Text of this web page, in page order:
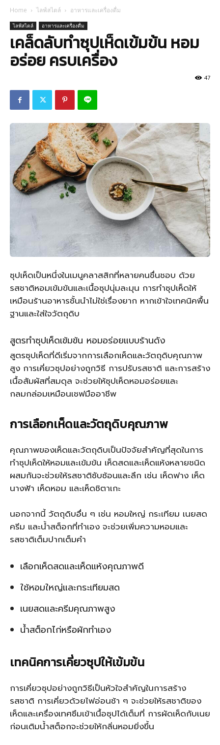
Home ไลฟ์สไตล์ อาหารและเครื่องดื่ม
ไลฟ์สไตล์ อาหารและเครื่องดื่ม
เคล็ดลับทำซุปเห็ดเข้มข้น หอม
อร่อย ครบเครื่อง
47
ซุปเห็ดเป็นหนึ่งในเมนูคลาสสิกที่หลายคนชื่นชอบ ด้วย
รสชาติหอมเข้มข้นและเนื้อซุปนุ่มละมุน การทำซุปเห็ดให้
เหมือนร้านอาหารชั้นนำไม่ใช่เรื่องยาก หากเข้าใจเทคนิคพื้น
ฐานและใส่ใจวัตถุดิบ
สูตรทำซุปเห็ดเข้มข้น หอมอร่อยแบบร้านดัง
สูตรซุปเห็ดที่ดีเริ่มจากการเลือกเห็ดและวัตถุดิบคุณภาพ
สูง การเคี่ยวซุปอย่างถูกวิธี การปรับรสชาติ และการสร้าง
เนื้อสัมผัสที่สมดุล จะช่วยให้ซุปเห็ดหอมอร่อยและ
กลมกล่อมเหมือนเชฟมืออาชีพ
การเลือกเห็ดและวัตถุดิบคุณภาพ
คุณภาพของเห็ดและวัตถุดิบเป็นปัจจัยสำคัญที่สุดในการ
ทำซุปเห็ดให้หอมและเข้มข้น เห็ดสดและเห็ดแห้งหลายชนิด
ผสมกันจะช่วยให้รสชาติซับซ้อนและลึก เช่น เห็ดฟาง เห็ด
นางฟ้า เห็ดหอม และเห็ดชิตาเกะ
นอกจากนี้ วัตถุดิบอื่น ๆ เช่น หอมใหญ่ กระเทียม เนยสด
ครีม และน้ำสต็อกที่ทำเอง จะช่วยเพิ่มความหอมและ
รสชาติเต็มปากเต็มคำ
เลือกเห็ดสดและเห็ดแห้งคุณภาพดี
ใช้หอมใหญ่และกระเทียมสด
เนยสดและครีมคุณภาพสูง
น้ำสต็อกไก่หรือผักทำเอง
เทคนิคการเคี่ยวซุปให้เข้มข้น
การเคี่ยวซุปอย่างถูกวิธีเป็นหัวใจสำคัญในการสร้าง
รสชาติ การเคี่ยวด้วยไฟอ่อนช้า ๆ จะช่วยให้รสชาติของ
เห็ดและเครื่องเทศซึมเข้าเนื้อซุปได้เต็มที่ การผัดเห็ดกับเนย
ก่อนเติมน้ำสต็อกจะช่วยให้กลิ่นหอมยิ่งขึ้น